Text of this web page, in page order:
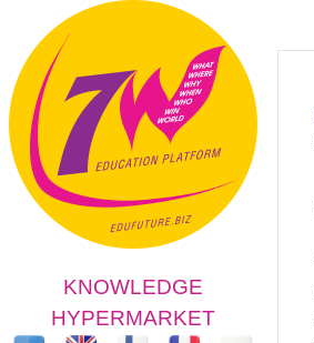
KNOWLEDGE
HYPERMARKET